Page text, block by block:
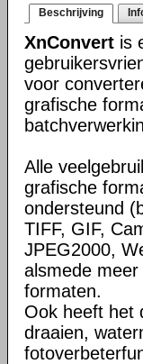
Beschrijving
XnConvert is
voor
grafische
Alle
grafische
ondersteund
TIFF, GIF,
JPEG2000,
alsmede
formaten.
Ook heeft het
draaien,